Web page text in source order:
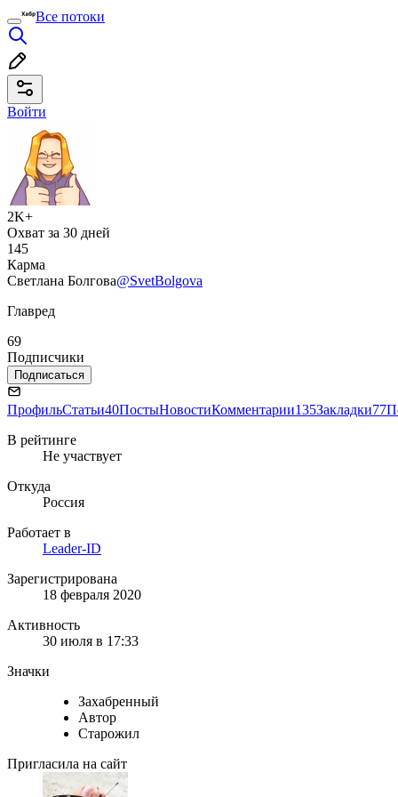
Все потоки
Войти
2K+
Охват за 30 дней
145
Карма
Светлана Болгова@SvetBolgova
Главред
69
Подписчики
Подписаться
ПрофильСтатьи40ПостыНовостиКомментарии135Закладки77
В рейтинге
Не участвует
Откуда
Россия
Работает в
Leader-ID
Зарегистрирована
18 февраля 2020
Активность
30 июля в 17:33
Значки
Захабренный
Автор
Старожил
Пригласила на сайт